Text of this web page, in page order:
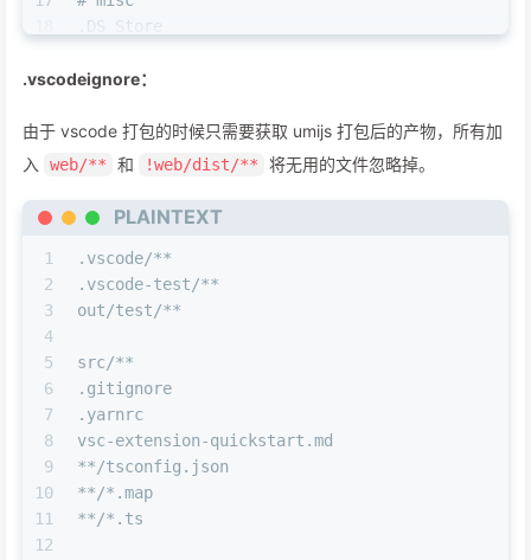
20
22
25
.DS_Store
# umi
**/src/.umi-production
**/src/.umi-test
web/yarn.lock
.vscodeignore：
由于 vscode 打包的时候只需要获取 umijs 打包后的产物，所有加
入
web/** 和 !web/dist/** 将无用的文件忽略掉。
PLAINTEXT
1
2
3
4
5
6
7
8
9
10
11
12
.vscode/**
.vscode-test/**
out/test/**
src/**
.gitignore
.yarnrc
vsc-extension-quickstart.md
**/tsconfig.json
**/*.map
**/*.ts